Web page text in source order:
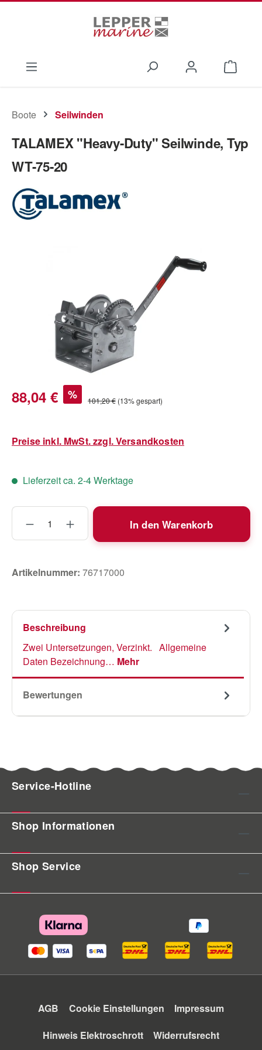
Boote Seilwinden
TALAMEX "Heavy-Duty" Seilwinde, Typ
WT-75-20
Verkaufspreis:
88,04 € % Regulärer Preis:
101,20 € (13% gespart)
Preise inkl. MwSt. zzgl. Versandkosten
Lieferzeit ca. 2-4 Werktage
Produkt Anzahl: Gib den gewünschten
In den Warenkorb
Artikelnummer: 76717000
Beschreibung
Zwei Untersetzungen, Verzinkt. Allgemeine
Daten Bezeichnung… Mehr
Bewertungen
Service-Hotline
Shop Informationen
Shop Service
AGB Cookie Einstellungen Impressum
Hinweis Elektroschrott Widerrufsrecht